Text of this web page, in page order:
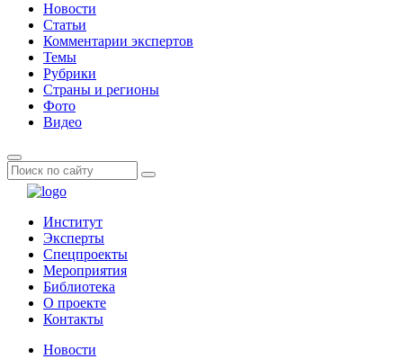
Новости
Статьи
Комментарии экспертов
Темы
Рубрики
Страны и регионы
Фото
Видео
Институт
Эксперты
Спецпроекты
Мероприятия
Библиотека
О проекте
Контакты
Новости